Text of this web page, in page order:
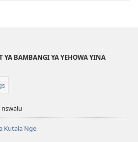
YA BAMBANGI YA YEHOWA YINA
Kutala Nge